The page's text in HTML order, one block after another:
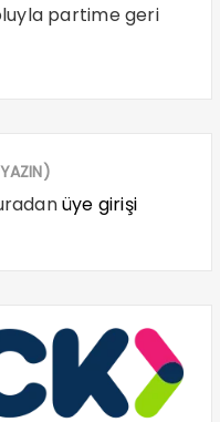
partime geri
üye girişi